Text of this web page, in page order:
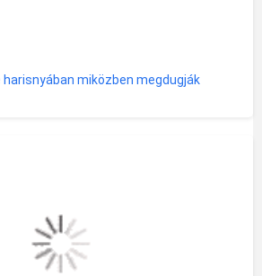
harisnyában miközben megdugják